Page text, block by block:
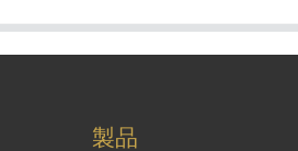
製品